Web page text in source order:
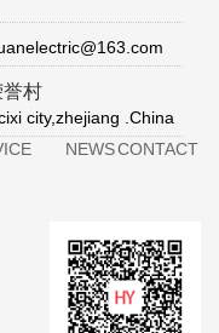
誉村
city,zhejiang .China
NEWSCONTACT